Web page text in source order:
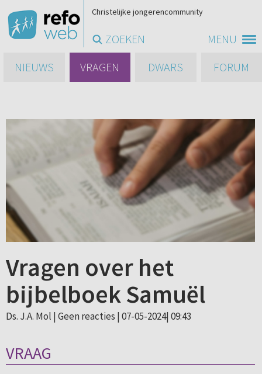
MENU
Christelijke jongerencommunity
ZOEKEN
NIEUWS
VRAGEN DWARS FORUM
Vragen over het
bijbelboek Samuël
Ds. J.A. Mol | Geen reacties | 07-05-2024| 09:43
VRAAG